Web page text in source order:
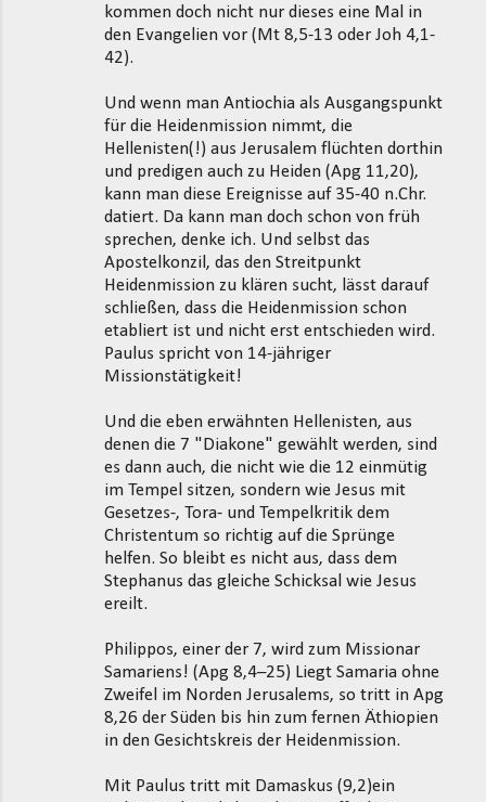
kommen doch nicht nur dieses eine Mal in
den Evangelien vor (Mt 8,5-13 oder Joh 4,1-
42).
Und wenn man Antiochia als Ausgangspunkt
für die Heidenmission nimmt, die
Hellenisten(!) aus Jerusalem flüchten dorthin
und predigen auch zu Heiden (Apg 11,20),
kann man diese Ereignisse auf 35-40 n.Chr.
datiert. Da kann man doch schon von früh
sprechen, denke ich. Und selbst das
Apostelkonzil, das den Streitpunkt
Heidenmission zu klären sucht, lässt darauf
schließen, dass die Heidenmission schon
etabliert ist und nicht erst entschieden wird.
Paulus spricht von 14-jähriger
Missionstätigkeit!
Und die eben erwähnten Hellenisten, aus
denen die 7 "Diakone" gewählt werden, sind
es dann auch, die nicht wie die 12 einmütig
im Tempel sitzen, sondern wie Jesus mit
Gesetzes-, Tora- und Tempelkritik dem
Christentum so richtig auf die Sprünge
helfen. So bleibt es nicht aus, dass dem
Stephanus das gleiche Schicksal wie Jesus
ereilt.
Philippos, einer der 7, wird zum Missionar
Samariens! (Apg 8,4–25) Liegt Samaria ohne
Zweifel im Norden Jerusalems, so tritt in Apg
8,26 der Süden bis hin zum fernen Äthiopien
in den Gesichtskreis der Heidenmission.
Mit Paulus tritt mit Damaskus (9,2)ein